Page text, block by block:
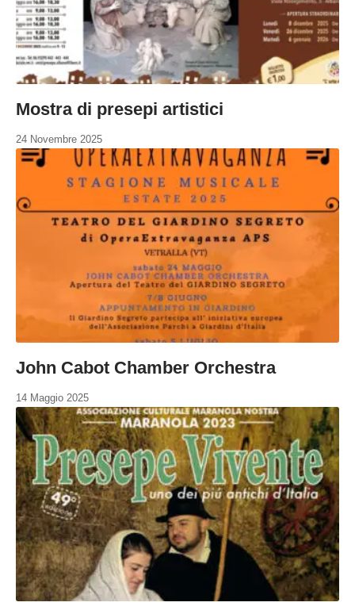
Mostra di presepi artistici
24 Novembre 2025
John Cabot Chamber Orchestra
14 Maggio 2025